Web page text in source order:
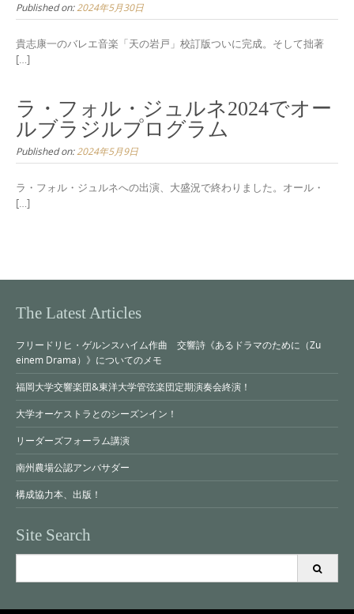
Published on:2024年5月30日
貴志康一のバレエ音楽「天の岩戸」校訂版ついに完成。そして拙著
[…]
ラ・フォル・ジュルネ2024でオー
ルブラジルプログラム
Published on:2024年5月9日
ラ・フォル・ジュルネへの出演、大盛況で終わりました。オール・
[…]
The Latest Articles
フリードリヒ・ゲルンスハイム作曲 交響詩《あるドラマのために（Zu
einem Drama）》についてのメモ
福岡大学交響楽団&東洋大学管弦楽団定期演奏会終演！
大学オーケストラとのシーズンイン！
リーダーズフォーラム講演
南州農場公認アンバサダー
構成協力本、出版！
Site Search